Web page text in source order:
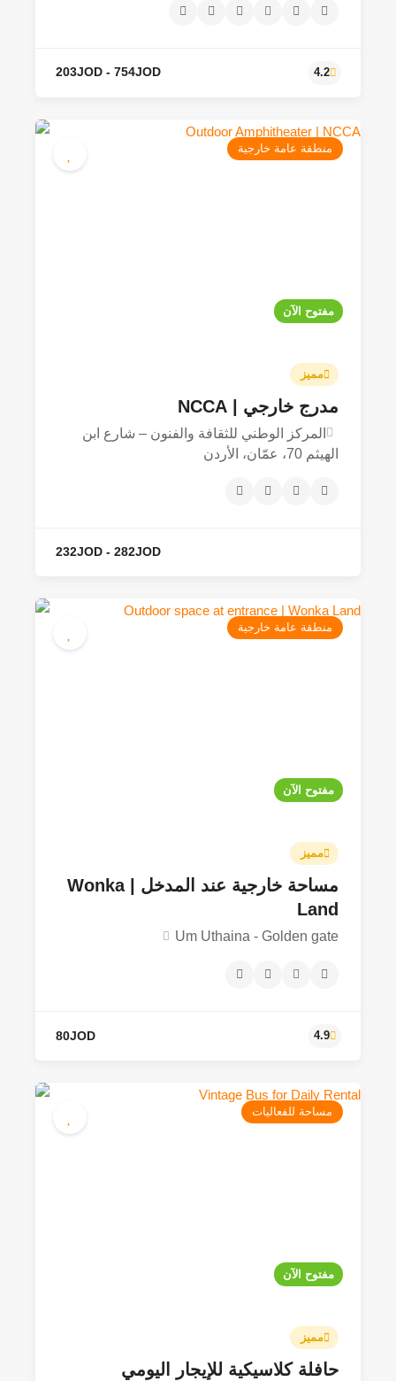
مفتوح الآن
منطقة عامة خارجية
مميز
مدرج خارجي | NCCA
المركز الوطني للثقافة والفنون – شارع ابن
الهيثم 70، عمّان، الأردن
مفتوح الآن
منطقة عامة خارجية
مميز
مساحة خارجية عند المدخل | Wonka
Land
Um Uthaina - Golden gate
مفتوح الآن
مساحة للفعاليات
مميز
حافلة كلاسيكية للإيجار اليومي